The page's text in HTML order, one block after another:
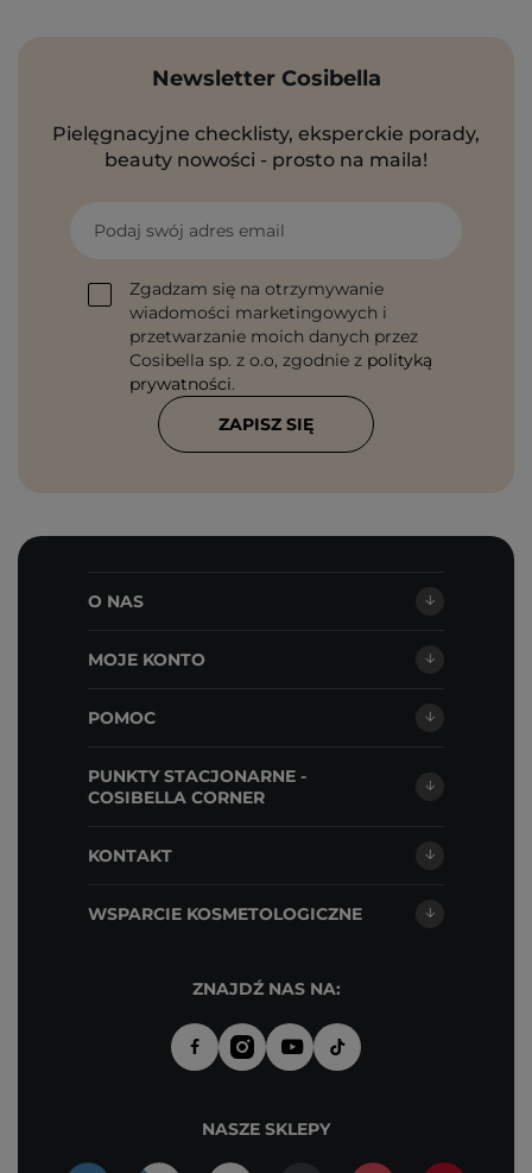
Newsletter Cosibella
Pielęgnacyjne checklisty, eksperckie porady,
beauty nowości - prosto na maila!
Podaj swój adres email
Zgadzam się na otrzymywanie
wiadomości marketingowych i
przetwarzanie moich danych przez
Cosibella sp. z o.o, zgodnie z polityką
prywatności.
ZAPISZ SIĘ
O NAS
MOJE KONTO
POMOC
PUNKTY STACJONARNE -
COSIBELLA CORNER
KONTAKT
WSPARCIE KOSMETOLOGICZNE
ZNAJDŹ NAS NA:
NASZE SKLEPY